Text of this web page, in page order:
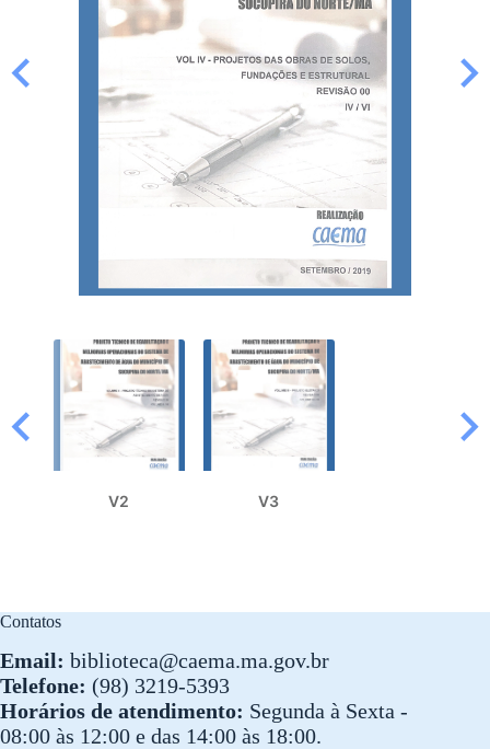
V2 V3
Contatos
Email: biblioteca@caema.ma.gov.br
Telefone: (98) 3219-5393
Horários de atendimento: Segunda à Sexta -
08:00 às 12:00 e das 14:00 às 18:00.